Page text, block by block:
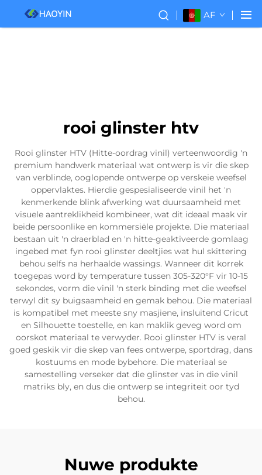
AF
rooi glinster htv
Rooi glinster HTV (Hitte-oordrag vinil) verteenwoordig 'n
premium handwerk materiaal wat ontwerp is vir die skep
van verblinde, ooglopende ontwerpe op verskeie weefsel
oppervlaktes. Hierdie gespesialiseerde vinil het 'n
kenmerkende blink afwerking wat duursaamheid met
visuele aantreklikheid kombineer, wat dit ideaal maak vir
beide persoonlike en kommersiële projekte. Die materiaal
bestaan uit 'n draerblad en 'n hitte-geaktiveerde gomlaag
ingebed met fyn rooi glinster deeltjies wat hul skittering
behou selfs na herhaalde wassings. Wanneer dit korrek
toegepas word by temperature tussen 305-320°F vir 10-15
sekondes, vorm die vinil 'n sterk binding met die weefsel
terwyl dit sy buigsaamheid en gemak behou. Die materiaal
is kompatibel met meeste sny masjiene, insluitend Cricut
en Silhouette toestelle, en kan maklik geveg word om
oorskot materiaal te verwyder. Rooi glinster HTV is veral
goed geskik vir die skep van fees ontwerpe, sportdrag, dans
kostuums en mode bybehore. Die materiaal se
samestelling verseker dat die glinster vas in die vinil
matriks bly, en dus die ontwerp se integriteit oor tyd
behou.
Nuwe produkte